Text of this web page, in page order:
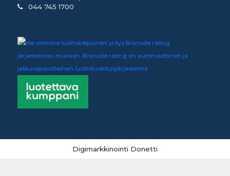
044 745 1700
Digimarkkinointi Donetti